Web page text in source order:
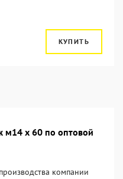
КУПИТЬ
м14 х 60 по оптовой
компании